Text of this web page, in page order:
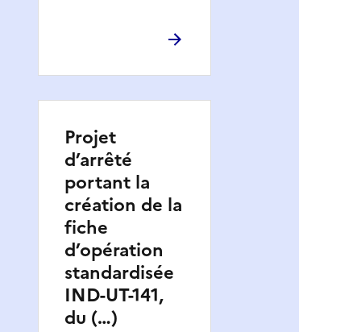
Projet
d’arrêté
portant la
création de la
fiche
d’opération
standardisée
IND-UT-141,
du (…)